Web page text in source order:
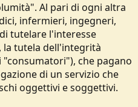
Al pari di ogni altra
infermieri, ingegneri,
tutelare l'interesse
la tutela dell'integrità
che pagano
di un servizio che
oggettivi e soggettivi.